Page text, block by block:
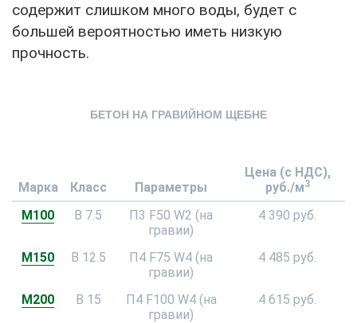
содержит слишком много воды, будет с
большей вероятностью иметь низкую
прочность.
БЕТОН НА ГРАВИЙНОМ ЩЕБНЕ
Марка Класс Параметры
Цена (с НДС),
руб./м3
М100 В 7.5
П3 F50 W2 (на
гравии)
4 390 руб.
М150 В 12.5
П4 F75 W4 (на
гравии)
4 485 руб.
М200 В 15
П4 F100 W4 (на
гравии)
4 615 руб.